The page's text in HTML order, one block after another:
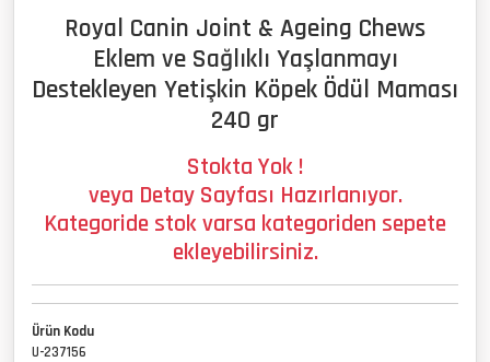
Royal Canin Joint & Ageing Chews
Eklem ve Sağlıklı Yaşlanmayı
Destekleyen Yetişkin Köpek Ödül Maması
240 gr
Stokta Yok !
veya Detay Sayfası Hazırlanıyor.
Kategoride stok varsa kategoriden sepete
ekleyebilirsiniz.
Ürün Kodu
U-237156